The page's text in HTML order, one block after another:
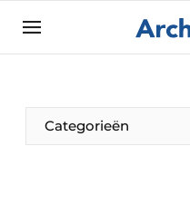
Aanmelden
ArchiComm |
interieur- &
Categorieën